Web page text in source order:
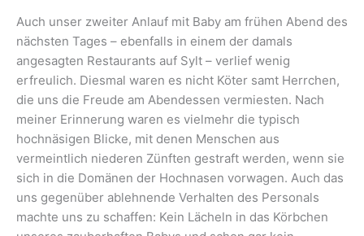
Auch unser zweiter Anlauf mit Baby am frühen Abend des
nächsten Tages – ebenfalls in einem der damals
angesagten Restaurants auf Sylt – verlief wenig
erfreulich. Diesmal waren es nicht Köter samt Herrchen,
die uns die Freude am Abendessen vermiesten. Nach
meiner Erinnerung waren es vielmehr die typisch
hochnäsigen Blicke, mit denen Menschen aus
vermeintlich niederen Zünften gestraft werden, wenn sie
sich in die Domänen der Hochnasen vorwagen. Auch das
uns gegenüber ablehnende Verhalten des Personals
machte uns zu schaffen: Kein Lächeln in das Körbchen